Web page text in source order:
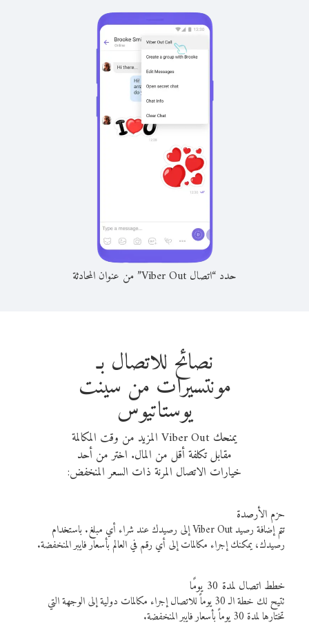
حدد “اتصال Viber Out” من عنوان المحادثة
نصائح للاتصال بـ
مونتسيرات من سينت
يوستاتيوس
يمنحك Viber Out المزيد من وقت المكالمة
مقابل تكلفة أقل من المال. اختر من أحد
خيارات الاتصال المرنة ذات السعر المنخفض:
حزم الأرصدة
تتم إضافة رصيد Viber Out إلى رصيدك عند شراء أي مبلغ. باستخدام
رصيدك، يمكنك إجراء مكالمات إلى أي رقم في العالم بأسعار فايبر المنخفضة.
خطط اتصال لمدة 30 يومًا
تتيح لك خطة الـ 30 يوماً للاتصال إجراء مكالمات دولية إلى الوجهة التي
تختارها لمدة 30 يوماً بأسعار فايبر المنخفضة.